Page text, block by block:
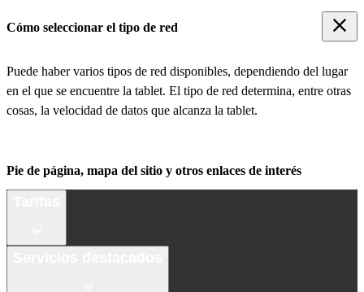
Cómo seleccionar el tipo de red
Puede haber varios tipos de red disponibles, dependiendo del lugar
en el que se encuentre la tablet. El tipo de red determina, entre otras
cosas, la velocidad de datos que alcanza la tablet.
Pie de página, mapa del sitio y otros enlaces de interés